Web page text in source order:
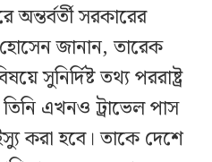
সরকারের
হোসেন জানান, তারেক
সুনির্দিষ্ট তথ্য পররাষ্ট্র
এখনও ট্রাভেল পাস
করা হবে। তাকে দেশে